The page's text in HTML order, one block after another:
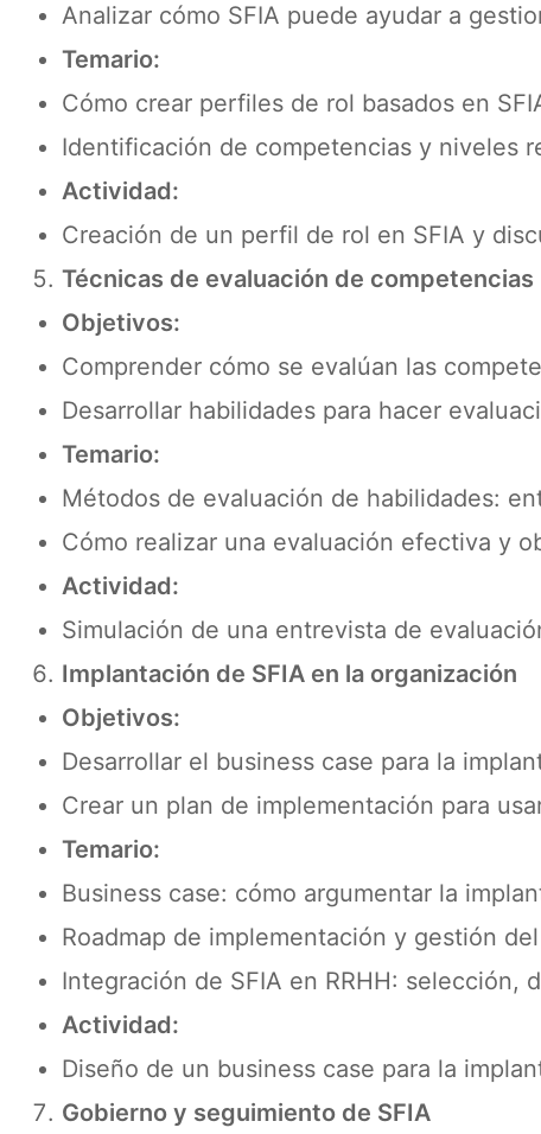
Analizar cómo SFIA puede ayudar a
Temario:
Cómo crear perfiles de rol basados en
Identificación de competencias y niveles
Actividad:
Creación de un perfil de rol en SFIA y
Técnicas de evaluación de competencias
Objetivos:
Comprender cómo se evalúan las
Desarrollar habilidades para hacer
Temario:
Métodos de evaluación de habilidades:
Cómo realizar una evaluación efectiva y
Actividad:
Simulación de una entrevista de
Implantación de SFIA en la organización
Objetivos:
Desarrollar el business case para la
Crear un plan de implementación para
Temario:
Business case: cómo argumentar la
Roadmap de implementación y gestión
Integración de SFIA en RRHH: selección,
Actividad:
Diseño de un business case para la
Gobierno y seguimiento de SFIA